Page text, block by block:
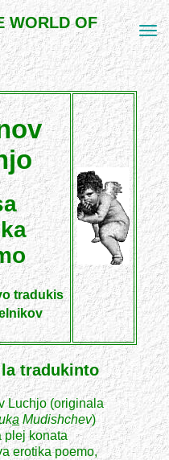
OF
tradukis
tradukinto
Luchjo (originala
aMudishchev)
plej konata
erotika poemo,